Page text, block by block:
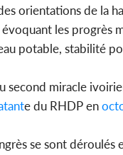
orientations de la
les progrès
potable, stabilité
second miracle
e du RHDP en
se sont déroulés